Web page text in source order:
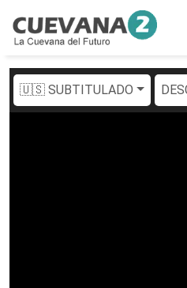
🇺🇸 SUBTITULADO